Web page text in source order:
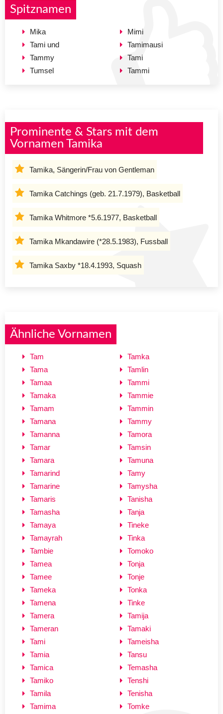
Spitznamen
Mika
Tami und
Tammy
Tumsel
Mimi
Tamimausi
Tami
Tammi
Prominente & Stars mit dem
Vornamen Tamika
Tamika, Sängerin/Frau von Gentleman
Tamika Catchings (geb. 21.7.1979), Basketball
Tamika Whitmore *5.6.1977, Basketball
Tamika Mkandawire (*28.5.1983), Fussball
Tamika Saxby *18.4.1993, Squash
Ähnliche Vornamen
Tam
Tama
Tamaa
Tamaka
Tamam
Tamana
Tamanna
Tamar
Tamara
Tamarind
Tamarine
Tamaris
Tamasha
Tamaya
Tamayrah
Tambie
Tamea
Tamee
Tameka
Tamena
Tamera
Tameran
Tami
Tamia
Tamica
Tamiko
Tamila
Tamima
Tamka
Tamlin
Tammi
Tammie
Tammin
Tammy
Tamora
Tamsin
Tamuna
Tamy
Tamysha
Tanisha
Tanja
Tineke
Tinka
Tomoko
Tonja
Tonje
Tonka
Tinke
Tamija
Tamaki
Tameisha
Tansu
Temasha
Tenshi
Tenisha
Tomke